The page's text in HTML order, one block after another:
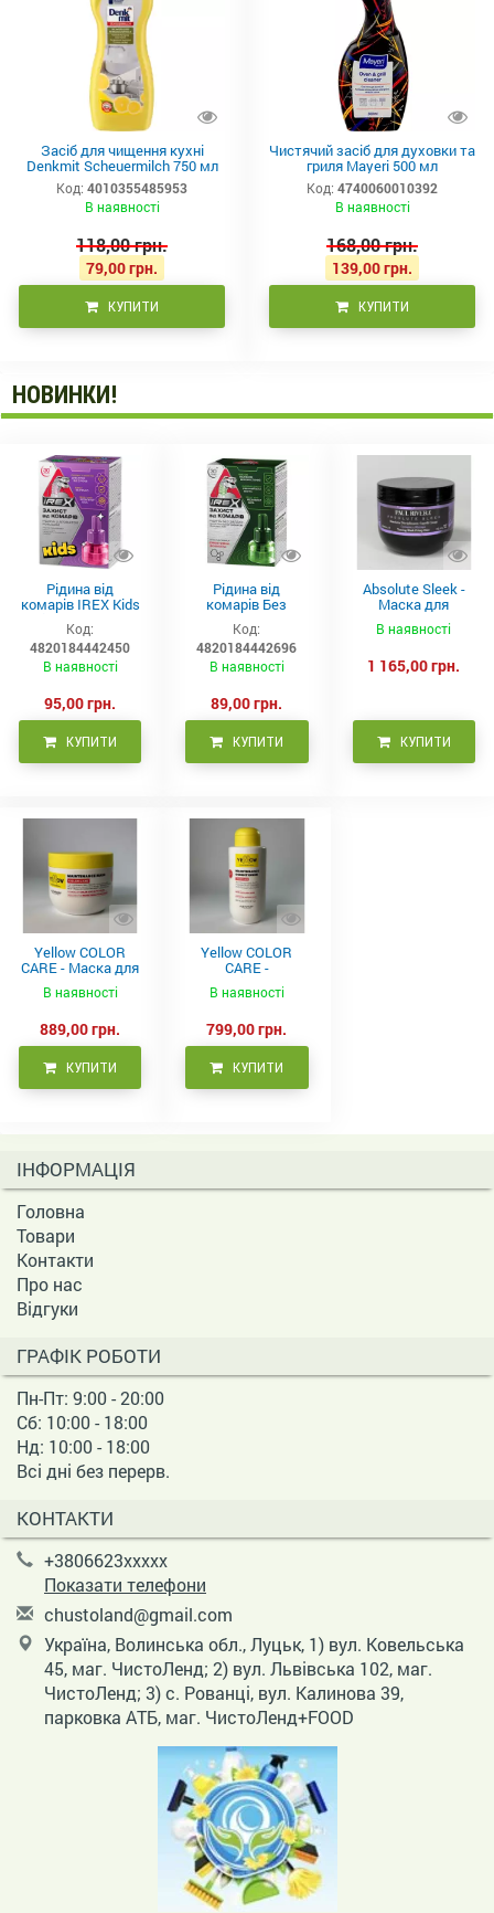
Засіб для чищення кухні
Denkmit Scheuermilch 750 мл
Код: 4010355485953
В наявності
118,00 грн.
79,00 грн.
КУПИТИ
Чистячий засіб для духовки та
гриля Mayeri 500 мл
Код: 4740060010392
В наявності
168,00 грн.
139,00 грн.
КУПИТИ
НОВИНКИ!
Рідина від
комарів IREX Kids
д/дітей (30 ночей),
20мл
Код:
4820184442450
В наявності
95,00 грн.
КУПИТИ
Рідина від
комарів Без
запаху IREX (30
ночей), 20мл
Код:
4820184442696
В наявності
89,00 грн.
КУПИТИ
Absolute Sleek -
Маска для
неслухняного
волосся 300 мл
В наявності
1 165,00 грн.
КУПИТИ
Yellow COLOR
CARE - Маска для
фарбованого
волосся, 500 мл
В наявності
889,00 грн.
КУПИТИ
Yellow COLOR
CARE -
Кондиціонер для
фарбованого
В наявності
799,00 грн.
КУПИТИ
ІНФОРМАЦІЯ
Головна
Товари
Контакти
Про нас
Відгуки
ГРАФІК РОБОТИ
Пн-Пт: 9:00 - 20:00
Сб: 10:00 - 18:00
Нд: 10:00 - 18:00
Всі дні без перерв.
КОНТАКТИ
+3806623xxxxx
Показати телефони
chustoland@gmail.com
Україна, Волинська обл., Луцьк, 1) вул. Ковельська
45, маг. ЧистоЛенд; 2) вул. Львівська 102, маг.
ЧистоЛенд; 3) с. Рованці, вул. Калинова 39,
парковка АТБ, маг. ЧистоЛенд+FOOD